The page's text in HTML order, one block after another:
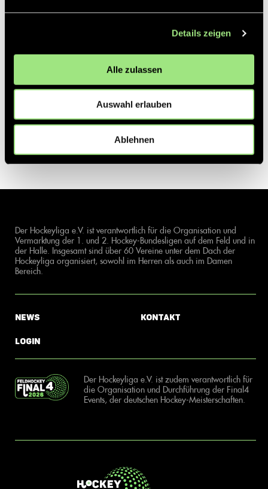
Details zeigen
Alle zulassen
Auswahl erlauben
Ablehnen
Der Hockeyliga e.V. ist verantwortlich für die Organisation und
Vermarktung der 1. und 2. Hockey-Bundesligen auf dem Feld und in
der Halle. Insgesamt sind über 60 Vereine unter dem Dach der
Hockeyliga organisiert, sowohl im Herren als auch im Damen
Bereich.
News
Login
Kontakt
Der Hockeyliga e.V. ist zudem verantwortlich für
die Organisation und Durchführung der Final4
Events, der deutschen Hockey-Meisterschaften.